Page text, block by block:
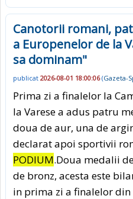
Canotorii romani,
a Europenelor de la
sa dominam"
publicat 2026-08-01 18:00:06(Gazeta-
Prima zi a finalelor la
la Varese a adus patru
doua de aur, una de
declarat apoi sportivii
PODIUM.Doua medalii
de bronz, acesta este
in prima zi a finalelor